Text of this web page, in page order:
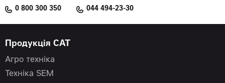
0 800 300 350 044 494-23-30
Продукція CAT
Агро техніка
Техніка SEM